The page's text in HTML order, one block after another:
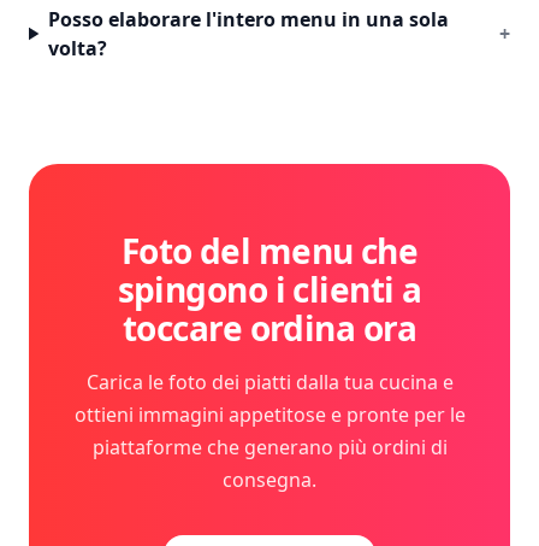
Posso elaborare l'intero menu in una sola
volta?
+
Foto del menu che
spingono i clienti a
toccare ordina ora
Carica le foto dei piatti dalla tua cucina e
ottieni immagini appetitose e pronte per le
piattaforme che generano più ordini di
consegna.